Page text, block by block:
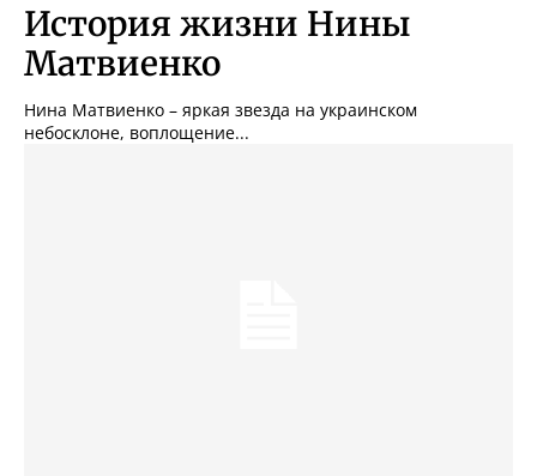
История жизни Нины
Матвиенко
Нина Матвиенко – яркая звезда на украинском
небосклоне, воплощение...